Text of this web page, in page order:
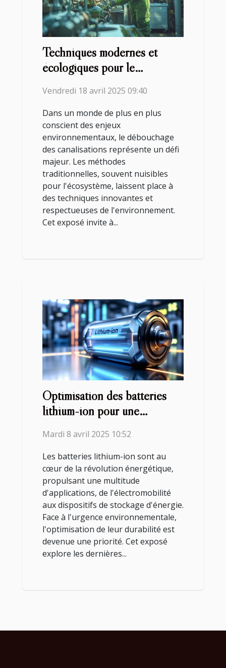
Techniques modernes et
écologiques pour le
Vendredi 18 avril 2025 09:40
Dans un monde de plus en plus
conscient des enjeux
environnementaux, le débouchage
des canalisations représente un défi
majeur. Les méthodes
traditionnelles, souvent nuisibles
pour l'écosystème, laissent place à
des techniques innovantes et
respectueuses de l'environnement.
Cet exposé invite à...
Optimisation des batteries
lithium-ion pour une
et perspectives d'avenir
Mardi 8 avril 2025 10:52
Les batteries lithium-ion sont au
cœur de la révolution énergétique,
propulsant une multitude
d'applications, de l'électromobilité
aux dispositifs de stockage d'énergie.
Face à l'urgence environnementale,
l'optimisation de leur durabilité est
devenue une priorité. Cet exposé
explore les dernières...